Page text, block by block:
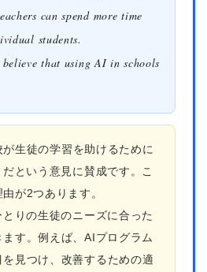
can spend more time
students.
that using AI in schools
生徒の学習を助けるために
という意見に賛成です。こ
が2つあります。
りの生徒のニーズに合った
す。例えば、AIプログラム
見つけ、改善するための適